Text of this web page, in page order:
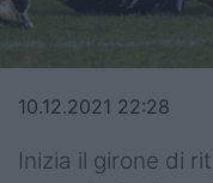
10.12.2021 22:28
Inizia il girone di